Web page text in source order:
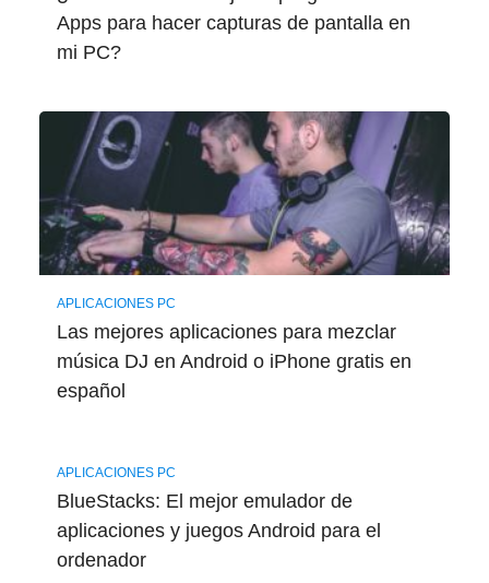
Apps para hacer capturas de pantalla en
mi PC?
APLICACIONES PC
Las mejores aplicaciones para mezclar
música DJ en Android o iPhone gratis en
español
APLICACIONES PC
BlueStacks: El mejor emulador de
aplicaciones y juegos Android para el
ordenador